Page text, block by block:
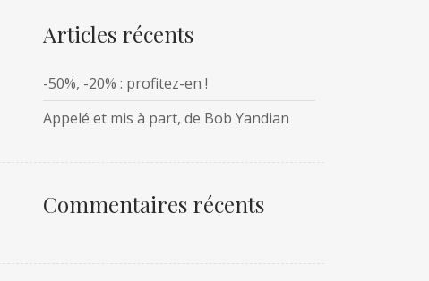
Articles récents
-50%, -20% : profitez-en !
Appelé et mis à part, de Bob Yandian
Commentaires récents